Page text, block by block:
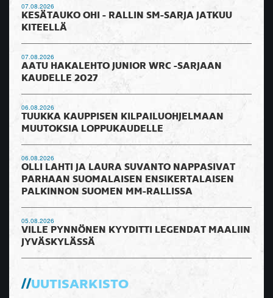
07.08.2026
KESÄTAUKO OHI - RALLIN SM-SARJA JATKUU
KITEELLÄ
07.08.2026
AATU HAKALEHTO JUNIOR WRC -SARJAAN
KAUDELLE 2027
06.08.2026
TUUKKA KAUPPISEN KILPAILUOHJELMAAN
MUUTOKSIA LOPPUKAUDELLE
06.08.2026
OLLI LAHTI JA LAURA SUVANTO NAPPASIVAT
PARHAAN SUOMALAISEN ENSIKERTALAISEN
PALKINNON SUOMEN MM-RALLISSA
05.08.2026
VILLE PYNNÖNEN KYYDITTI LEGENDAT MAALIIN
JYVÄSKYLÄSSÄ
UUTISARKISTO